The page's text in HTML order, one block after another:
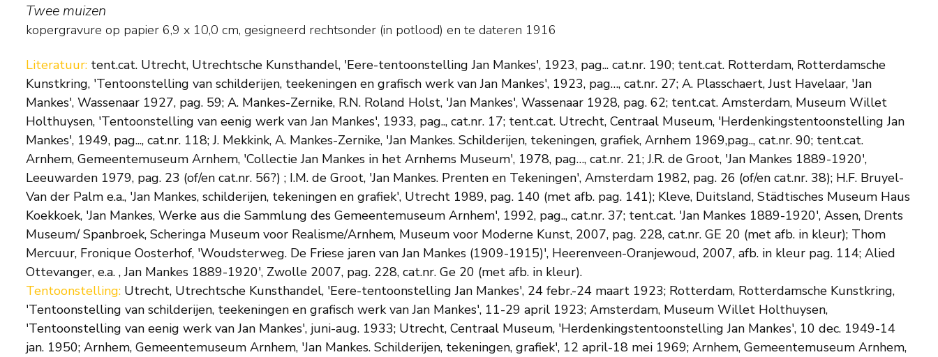
Twee muizen
kopergravure op papier 6,9 x 10,0 cm, gesigneerd rechtsonder (in potlood) en te dateren 1916
Literatuur: tent.cat. Utrecht, Utrechtsche Kunsthandel, 'Eere-tentoonstelling Jan Mankes', 1923, pag... cat.nr. 190; tent.cat. Rotterdam, Rotterdamsche
Kunstkring, 'Tentoonstelling van schilderijen, teekeningen en grafisch werk van Jan Mankes', 1923, pag…, cat.nr. 27; A. Plasschaert, Just Havelaar, 'Jan
Mankes', Wassenaar 1927, pag. 59; A. Mankes-Zernike, R.N. Roland Holst, 'Jan Mankes', Wassenaar 1928, pag. 62; tent.cat. Amsterdam, Museum Willet
Holthuysen, 'Tentoonstelling van eenig werk van Jan Mankes', 1933, pag.., cat.nr. 17; tent.cat. Utrecht, Centraal Museum, 'Herdenkingstentoonstelling Jan
Mankes', 1949, pag..., cat.nr. 118; J. Mekkink, A. Mankes-Zernike, 'Jan Mankes. Schilderijen, tekeningen, grafiek, Arnhem 1969,pag.., cat.nr. 90; tent.cat.
Arnhem, Gemeentemuseum Arnhem, 'Collectie Jan Mankes in het Arnhems Museum', 1978, pag…, cat.nr. 21; J.R. de Groot, 'Jan Mankes 1889-1920',
Leeuwarden 1979, pag. 23 (of/en cat.nr. 56?) ; I.M. de Groot, 'Jan Mankes. Prenten en Tekeningen', Amsterdam 1982, pag. 26 (of/en cat.nr. 38); H.F. Bruyel-
Van der Palm e.a., 'Jan Mankes, schilderijen, tekeningen en grafiek', Utrecht 1989, pag. 140 (met afb. pag. 141); Kleve, Duitsland, Städtisches Museum Haus
Koekkoek, 'Jan Mankes, Werke aus die Sammlung des Gemeentemuseum Arnhem', 1992, pag.., cat.nr. 37; tent.cat. 'Jan Mankes 1889-1920', Assen, Drents
Museum/ Spanbroek, Scheringa Museum voor Realisme/Arnhem, Museum voor Moderne Kunst, 2007, pag. 228, cat.nr. GE 20 (met afb. in kleur); Thom
Mercuur, Fronique Oosterhof, 'Woudsterweg. De Friese jaren van Jan Mankes (1909-1915)', Heerenveen-Oranjewoud, 2007, afb. in kleur pag. 114; Alied
Ottevanger, e.a. , Jan Mankes 1889-1920', Zwolle 2007, pag. 228, cat.nr. Ge 20 (met afb. in kleur).
Tentoonstelling: Utrecht, Utrechtsche Kunsthandel, 'Eere-tentoonstelling Jan Mankes', 24 febr.-24 maart 1923; Rotterdam, Rotterdamsche Kunstkring,
'Tentoonstelling van schilderijen, teekeningen en grafisch werk van Jan Mankes', 11-29 april 1923; Amsterdam, Museum Willet Holthuysen,
'Tentoonstelling van eenig werk van Jan Mankes', juni-aug. 1933; Utrecht, Centraal Museum, 'Herdenkingstentoonstelling Jan Mankes', 10 dec. 1949-14
jan. 1950; Arnhem, Gemeentemuseum Arnhem, 'Jan Mankes. Schilderijen, tekeningen, grafiek', 12 april-18 mei 1969; Arnhem, Gemeentemuseum Arnhem,